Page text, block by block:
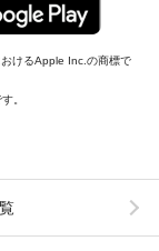
けるApple Inc.の商標で
。